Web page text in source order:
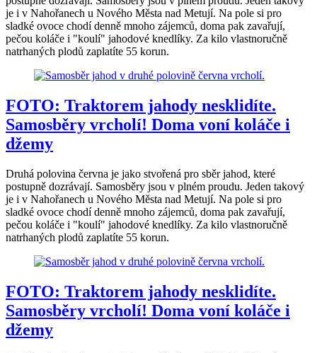
je i v Nahořanech u Nového Města nad Metují. Na pole si pro
sladké ovoce chodí denně mnoho zájemců, doma pak zavařují,
pečou koláče i "koulí" jahodové knedlíky. Za kilo vlastnoručně
natrhaných plodů zaplatíte 55 korun.
FOTO: Traktorem jahody nesklidíte.
Samosběry vrcholí! Doma voní koláče i
džemy
Druhá polovina června je jako stvořená pro sběr jahod, které
postupně dozrávají. Samosběry jsou v plném proudu. Jeden takový
je i v Nahořanech u Nového Města nad Metují. Na pole si pro
sladké ovoce chodí denně mnoho zájemců, doma pak zavařují,
pečou koláče i "koulí" jahodové knedlíky. Za kilo vlastnoručně
natrhaných plodů zaplatíte 55 korun.
FOTO: Traktorem jahody nesklidíte.
Samosběry vrcholí! Doma voní koláče i
džemy